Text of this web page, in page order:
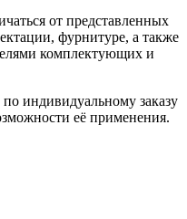
от представленных
фурнитуре, а также
комплектующих и
индивидуальному заказу
её применения.